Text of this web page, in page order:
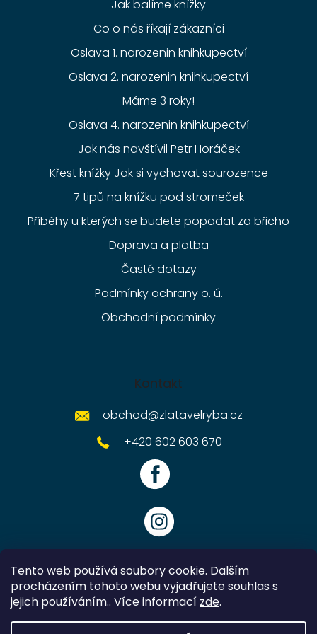
Tento web používá soubory cookie. Dalším
procházením tohoto webu vyjadřujete souhlas s
jejich používáním.. Více informací zde.
Jak balíme knížky
Co o nás říkají zákazníci
Oslava 1. narozenin knihkupectví
Oslava 2. narozenin knihkupectví
Máme 3 roky!
Oslava 4. narozenin knihkupectví
Jak nás navštívil Petr Horáček
Křest knížky Jak si vychovat sourozence
7 tipů na knížku pod stromeček
Příběhy u kterých se budete popadat za břicho
Doprava a platba
Časté dotazy
Podmínky ochrany o. ú.
Obchodní podmínky
Kontakt
obchod@zlatavelryba.cz
+420 602 603 670